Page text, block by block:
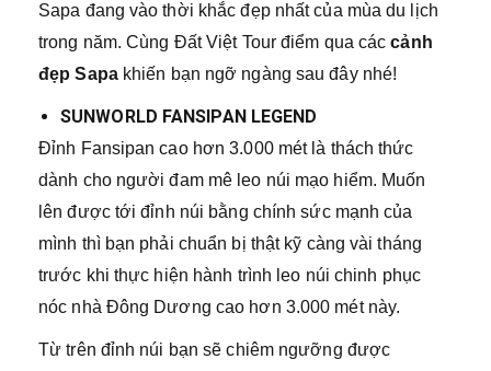
Sapa đang vào thời khắc đẹp nhất của mùa du lịch
trong năm. Cùng Đất Việt Tour điểm qua cáccảnh
đẹp Sapakhiến bạn ngỡ ngàng sau đây nhé!
SUNWORLD FANSIPAN LEGEND
Đỉnh Fansipan cao hơn 3.000 mét là thách thức
dành cho người đam mê leo núi mạo hiểm. Muốn
lên được tới đỉnh núi bằng chính sức mạnh của
mình thì bạn phải chuẩn bị thật kỹ càng vài tháng
trước khi thực hiện hành trình leo núi chinh phục
nóc nhà Đông Dương cao hơn 3.000 mét này.
Từ trên đỉnh núi bạn sẽ chiêm ngưỡng được